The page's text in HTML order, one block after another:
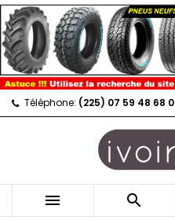
Téléphone: (225) 07 59 48 68
 